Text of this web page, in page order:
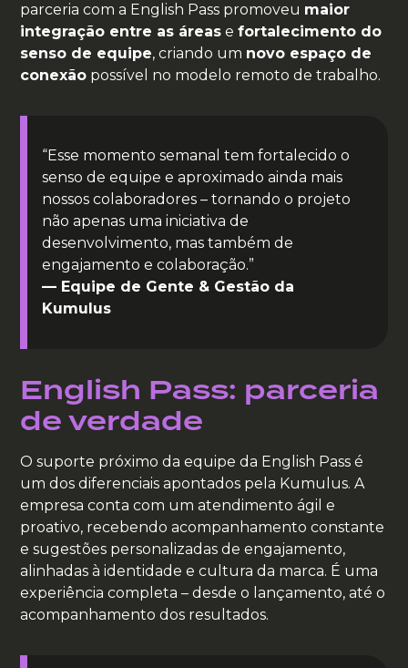
parceria com a English Pass promoveu maior
integração entre as áreas efortalecimento do
senso de equipe, criando um novo espaço de
conexão possível no modelo remoto de trabalho.
“Esse momento semanal tem fortalecido o
senso de equipe e aproximado ainda mais
nossos colaboradores – tornando o projeto
não apenas uma iniciativa de
desenvolvimento, mas também de
engajamento e colaboração.”
— Equipe de Gente & Gestão da
Kumulus
English Pass: parceria
de verdade
O suporte próximo da equipe da English Pass é
um dos diferenciais apontados pela Kumulus. A
empresa conta com um atendimento ágil e
proativo, recebendo acompanhamento constante
e sugestões personalizadas de engajamento,
alinhadas à identidade e cultura da marca. É uma
experiência completa – desde o lançamento, até o
acompanhamento dos resultados.